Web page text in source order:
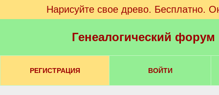
Нарисуйте свое древо. Бесплатно.
Генеалогический
РЕГИСТРАЦИЯ ВОЙТИ